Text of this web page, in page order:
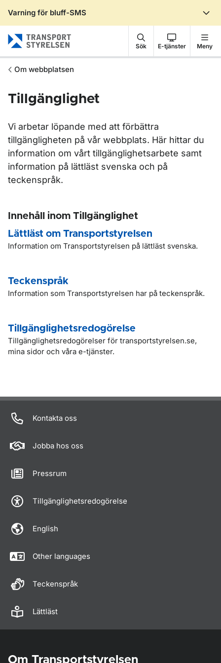
Varning för bluff-SMS
Sök E-tjänster Meny
Om webbplatsen
Tillgänglighet
Vi arbetar löpande med att förbättra
tillgängligheten på vår webbplats. Här hittar du
information om vårt tillgänglighetsarbete samt
information på lättläst svenska och på
teckenspråk.
Innehåll inom Tillgänglighet
Lättläst om Transportstyrelsen
Information om Transportstyrelsen på lättläst svenska.
Teckenspråk
Information som Transportstyrelsen har på teckenspråk.
Tillgänglighetsredogörelse
Tillgänglighetsredogörelser för transportstyrelsen.se,
mina sidor och våra e-tjänster.
Kontakta oss
Jobba hos oss
Pressrum
Tillgänglighetsredogörelse
English
Other languages
Teckenspråk
Lättläst
Om Transportstyrelsen